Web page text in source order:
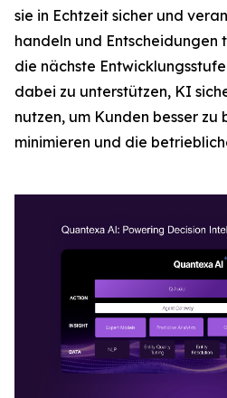
sie in Echtzeit sicher und
handeln und Entscheidungen
die nächste
dabei zu unterstützen, KI
nutzen, um Kunden besser zu
minimieren und die